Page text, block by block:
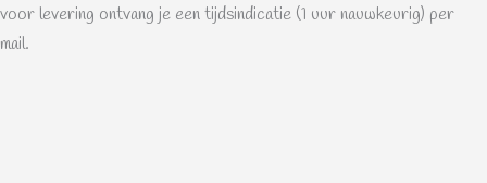
voor levering ontvang je een tijdsindicatie (1 uur nauwkeurig) per
mail.